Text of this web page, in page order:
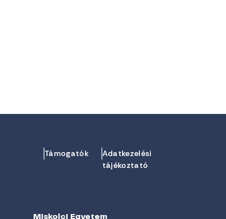
Támogatók
Adatkezelési
tájékoztató
Miskolci Egyetem